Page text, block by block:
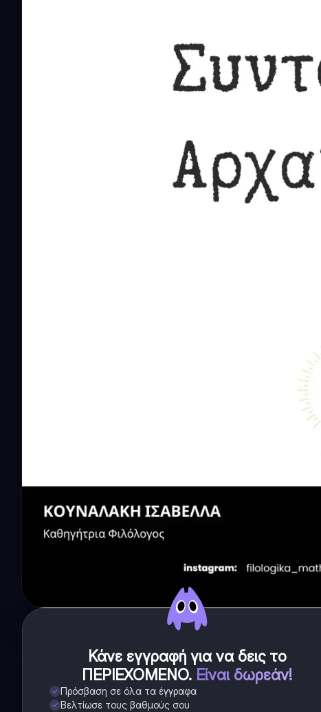
Κάνε εγγραφή για να δεις το
ΠΕΡΙΕΧΟΜΕΝΟ. Είναι δωρεάν!
Πρόσβαση σε όλα τα έγγραφα
Βελτίωσε τους βαθμούς σου